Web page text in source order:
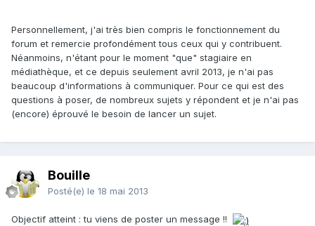
Personnellement, j'ai très bien compris le fonctionnement du
forum et remercie profondément tous ceux qui y contribuent.
Néanmoins, n'étant pour le moment "que" stagiaire en
médiathèque, et ce depuis seulement avril 2013, je n'ai pas
beaucoup d'informations à communiquer. Pour ce qui est des
questions à poser, de nombreux sujets y répondent et je n'ai pas
(encore) éprouvé le besoin de lancer un sujet.
Bouille
Posté(e) le 18 mai 2013
Objectif atteint : tu viens de poster un message !!